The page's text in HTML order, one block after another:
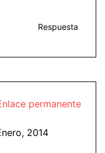
Respuesta
permanente
2014